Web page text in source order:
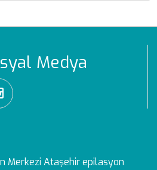
Medya
Merkezi Ataşehir epilasyon